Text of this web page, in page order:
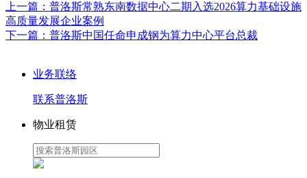
上一篇： 普洛斯常熟东南数据中心二期入选2026算力基础设施
高质量发展企业案例
下一篇： 普洛斯中国任命申成钢为算力中心平台总裁
业务联络
联系普洛斯
物业租赁